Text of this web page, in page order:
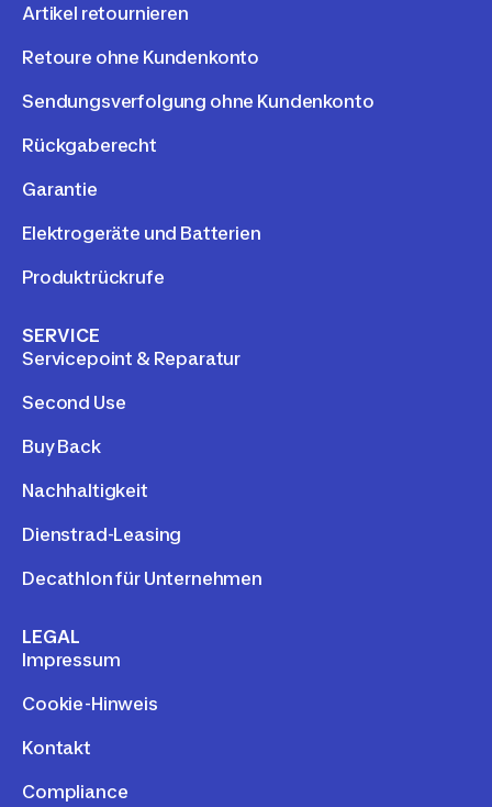
Artikel retournieren
Retoure ohne Kundenkonto
Sendungsverfolgung ohne Kundenkonto
Rückgaberecht
Garantie
Elektrogeräte und Batterien
Produktrückrufe
SERVICE
Servicepoint & Reparatur
Second Use
Buy Back
Nachhaltigkeit
Dienstrad-Leasing
Decathlon für Unternehmen
LEGAL
Impressum
Cookie-Hinweis
Kontakt
Compliance